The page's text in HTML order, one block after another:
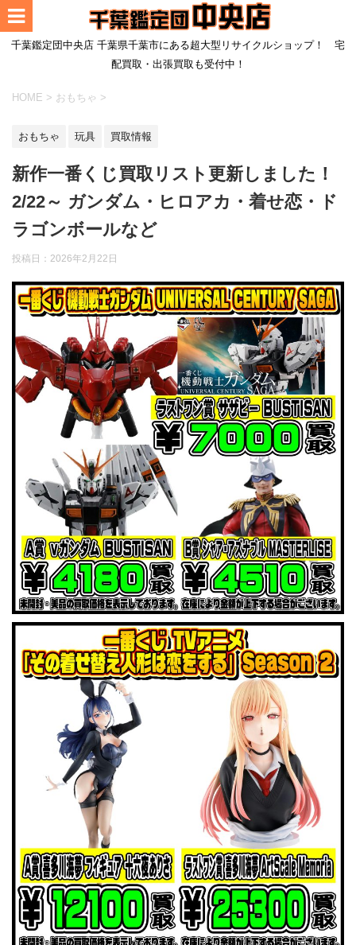
千葉鑑定団中央店 千葉県千葉市にある超大型リサイクルショップ！ 宅
配買取・出張買取も受付中！
HOME > おもちゃ >
おもちゃ 玩具 買取情報
新作一番くじ買取リスト更新しました！
2/22～ ガンダム・ヒロアカ・着せ恋・ド
ラゴンボールなど
投稿日： 2026年2月22日